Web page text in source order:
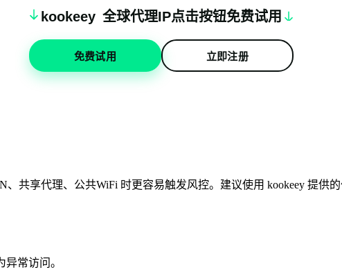
kookeey 全球代理IP点击按钮免费试用
免费试用 立即注册
共享代理、公共WiFi 时更容易触发风控。建议使用 kookeey 提供
常访问。